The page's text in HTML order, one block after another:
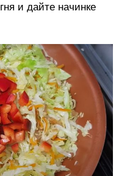
и дайте начинке